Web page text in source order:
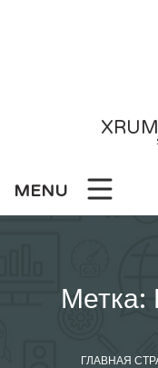
MENU
Метка:
ГЛАВНАЯ